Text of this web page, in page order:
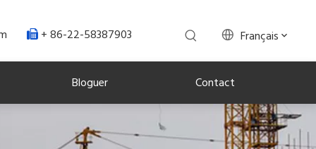
 + 86-22-58387903 Français
Bloguer Contact